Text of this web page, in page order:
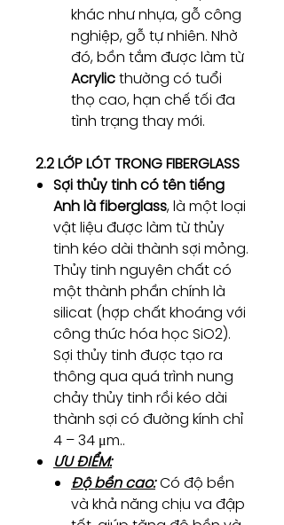
khác như nhựa, gỗ công
nghiệp, gỗ tự nhiên. Nhờ
đó, bồn tắm được làm từ
Acrylicthường có tuổi
thọ cao, hạn chế tối đa
tình trạng thay mới.
2.2 LỚP LÓT TRONG FIBERGLASS
Sợi thủy tinh có tên tiếng
Anh là fiberglass, là một loại
vật liệu được làm từ thủy
tinh kéo dài thành sợi mỏng.
Thủy tinh nguyên chất có
một thành phần chính là
silicat (hợp chất khoáng với
công thức hóa học SiO2).
Sợi thủy tinh được tạo ra
thông qua quá trình nung
chảy thủy tinh rồi kéo dài
thành sợi có đường kính chỉ
4 – 34 μm..
ƯU ĐIỂM:
Độ bền cao:Có độ bền
và khả năng chịu va đập